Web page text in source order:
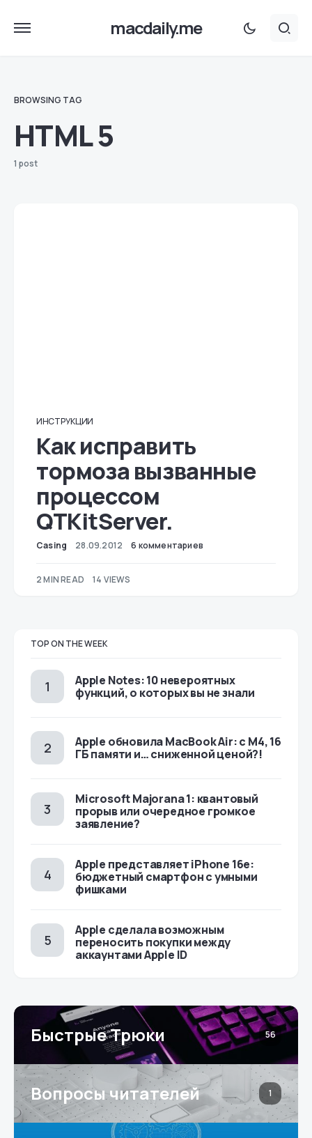
macdaily.me
BROWSING TAG
HTML 5
1 post
ИНСТРУКЦИИ
Как исправить
тормоза вызванные
процессом
QTKitServer.
Casing 28.09.2012 6 комментариев
2 MIN READ 14 VIEWS
TOP ON THE WEEK
Apple Notes: 10 невероятных
функций, о которых вы не знали
Apple обновила MacBook Air: с M4, 16
ГБ памяти и… сниженной ценой?!
Microsoft Majorana 1: квантовый
прорыв или очередное громкое
заявление?
Apple представляет iPhone 16e:
бюджетный смартфон с умными
фишками
Apple сделала возможным
переносить покупки между
аккаунтами Apple ID
Быстрые Трюки 56
Вопросы читателей 1